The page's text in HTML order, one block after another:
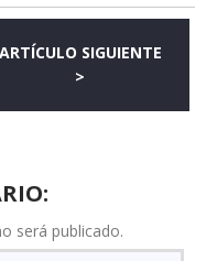
ARTÍCULO SIGUIENTE
>
será publicado.